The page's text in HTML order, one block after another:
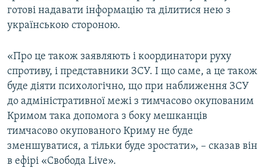
готові надавати інформацію та ділитися нею з
українською стороною.
«Про це також заявляють і координатори руху
спротиву, і представники ЗСУ. І що саме, а це також
буде діяти психологічно, що при наближення ЗСУ
до адміністративної межі з тимчасово окупованим
Кримом така допомога з боку мешканців
тимчасово окупованого Криму не буде
зменшуватися, а тільки буде зростати», – сказав він
в ефірі «Свобода Live».